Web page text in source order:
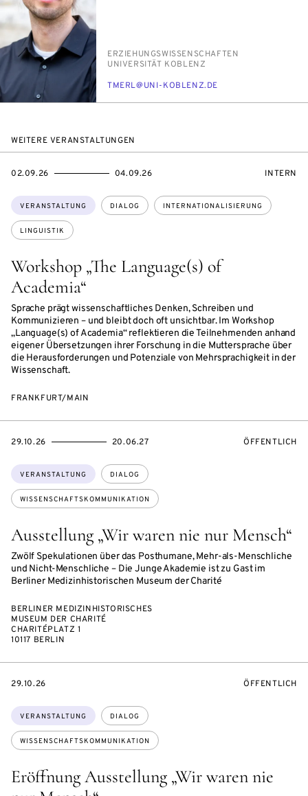
PERSON_RESEARCH_SUBJECT
ER­ZIE­HUNGS­WIS­SEN­SCHAF­TEN
INSTITUTION
UNI­VER­SI­TÄT KO­BLENZ
E-
TMERL@UNI-KO­BLENZ.DE
WEITERE VERANSTALTUNGEN
Workshop „The Language(s) of
Academia“
Sprache prägt wissenschaftliches Denken, Schreiben und
Kommunizieren – und bleibt doch oft unsichtbar. Im Workshop
„Language(s) of Academia“ reflektieren die Teilnehmenden anhand
eigener Übersetzungen ihrer Forschung in die Muttersprache über
die Herausforderungen und Potenziale von Mehrsprachigkeit in der
Wissenschaft.
Themen:
VERANSTALTUNG DIALOG INTERNATIONALISIERUNG
LINGUISTIK
EVENTBEGINSON
02.09.26
EVENTENDSON 04.09.26 INTERN
FRANKFURT/MAIN
Ausstellung „Wir waren nie nur Mensch“
Zwölf Spekulationen über das Posthumane, Mehr-als-Menschliche
und Nicht-Menschliche – Die Junge Akademie ist zu Gast im
Berliner Medizinhistorischen Museum der Charité
Themen:
VERANSTALTUNG DIALOG
WISSENSCHAFTSKOMMUNIKATION
EVENTBEGINSON
29.10.26
EVENTENDSON 20.06.27 ÖFFENTLICH
BERLINER MEDIZINHISTORISCHES
MUSEUM DER CHARITÉ
CHARITÉPLATZ 1
10117 BERLIN
Eröffnung Ausstellung „Wir waren nie
Themen:
VERANSTALTUNG DIALOG
WISSENSCHAFTSKOMMUNIKATION
EVENTBEGINSON
29.10.26 ÖFFENTLICH